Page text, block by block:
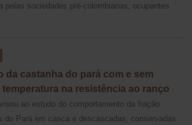
pelas sociedades pré-colombianas, ocupantes
da castanha do pará com e sem
na resistência ao ranço
ao estudo do comportamento da fração
do Pará em casca e descascadas, conservadas